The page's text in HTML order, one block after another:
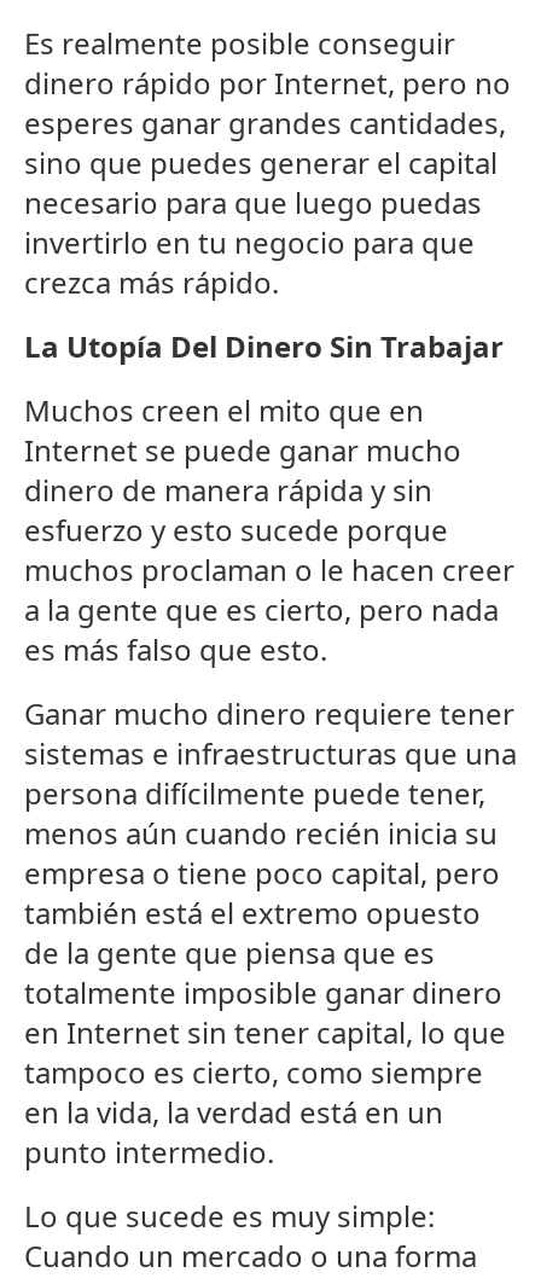
Es realmente posible conseguir
dinero rápido por Internet, pero no
esperes ganar grandes cantidades,
sino que puedes generar el capital
necesario para que luego puedas
invertirlo en tu negocio para que
crezca más rápido.
La Utopía Del Dinero Sin Trabajar
Muchos creen el mito que en
Internet se puede ganar mucho
dinero de manera rápida y sin
esfuerzo y esto sucede porque
muchos proclaman o le hacen creer
a la gente que es cierto, pero nada
es más falso que esto.
Ganar mucho dinero requiere tener
sistemas e infraestructuras que una
persona difícilmente puede tener,
menos aún cuando recién inicia su
empresa o tiene poco capital, pero
también está el extremo opuesto
de la gente que piensa que es
totalmente imposible ganar dinero
en Internet sin tener capital, lo que
tampoco es cierto, como siempre
en la vida, la verdad está en un
punto intermedio.
Lo que sucede es muy simple:
Cuando un mercado o una forma